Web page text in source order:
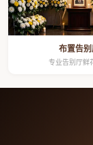
布置告别
专业告别厅鲜